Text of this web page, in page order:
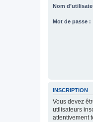
Nom
Mot de passe :
INSCRIPTION
Vous devez
utilisateurs
attentivement